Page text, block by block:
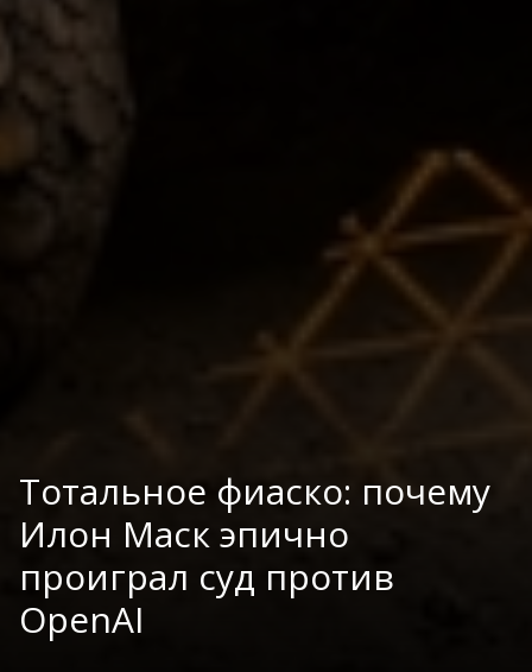
Тотальное фиаско: почему
Илон Маск эпично
проиграл суд против
OpenAI